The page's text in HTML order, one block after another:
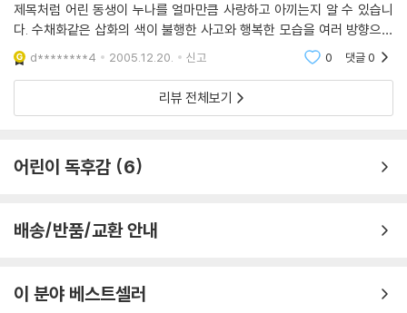
제목처럼 어린 동생이 누나를 얼마만큼 사랑하고 아끼는지 알 수 있습니
다. 수채화같은 삽화의 색이 불행한 사고와 행복한 모습을 여러 방향으로
생각하게 해 줍니다. 누나가 더 이상 동생을 위해 말 한 마디 할 수 없지만,
3년만에
d********4 2005.12.20. 신고 0 댓글0
리뷰 전체보기
어린이 독후감 6
배송/반품/교환 안내
이 분야 베스트셀러